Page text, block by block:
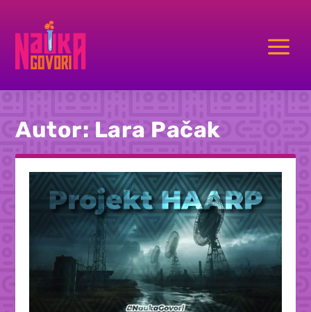
a
Autor: Lara Pačak